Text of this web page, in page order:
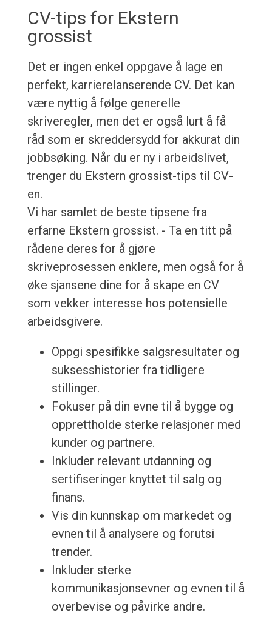
CV-tips for Ekstern
grossist
Det er ingen enkel oppgave å lage en
perfekt, karrierelanserende CV. Det kan
være nyttig å følge generelle
skriveregler, men det er også lurt å få
råd som er skreddersydd for akkurat din
jobbsøking. Når du er ny i arbeidslivet,
trenger du Ekstern grossist-tips til CV-
en.
Vi har samlet de beste tipsene fra
erfarne Ekstern grossist. - Ta en titt på
rådene deres for å gjøre
skriveprosessen enklere, men også for å
øke sjansene dine for å skape en CV
som vekker interesse hos potensielle
arbeidsgivere.
Oppgi spesifikke salgsresultater og
suksesshistorier fra tidligere
stillinger.
Fokuser på din evne til å bygge og
opprettholde sterke relasjoner med
kunder og partnere.
Inkluder relevant utdanning og
sertifiseringer knyttet til salg og
finans.
Vis din kunnskap om markedet og
evnen til å analysere og forutsi
trender.
Inkluder sterke
kommunikasjonsevner og evnen til å
overbevise og påvirke andre.